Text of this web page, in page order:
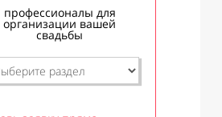
профессионалы для
организации вашей
свадьбы